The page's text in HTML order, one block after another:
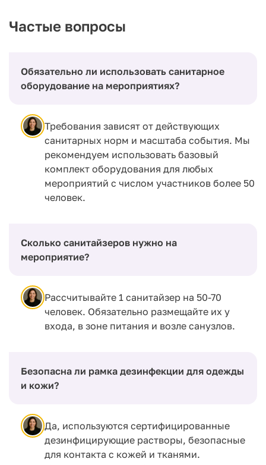
Частые вопросы
Обязательно ли использовать санитарное
оборудование на мероприятиях?
Требования зависят от действующих
санитарных норм и масштаба события. Мы
рекомендуем использовать базовый
комплект оборудования для любых
мероприятий с числом участников более 50
человек.
Сколько санитайзеров нужно на
мероприятие?
Рассчитывайте 1 санитайзер на 50-70
человек. Обязательно размещайте их у
входа, в зоне питания и возле санузлов.
Безопасна ли рамка дезинфекции для одежды
и кожи?
Да, используются сертифицированные
дезинфицирующие растворы, безопасные
для контакта с кожей и тканями.